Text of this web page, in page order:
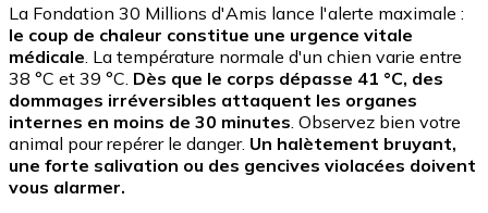
La Fondation 30 Millions d'Amis lance l'alerte maximale :
le coup de chaleur constitue une urgence vitale
médicale . La température normale d'un chien varie entre
38 °C et 39 °C. Dès que le corps dépasse 41 °C, des
dommages irréversibles attaquent les organes
internes en moins de 30 minutes . Observez bien votre
animal pour repérer le danger. Un halètement bruyant,
une forte salivation ou des gencives violacées doivent
vous alarmer.